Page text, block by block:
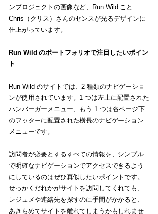
ンプロジェクトの画像など、Run Wild こと
Chris（クリス）さんのセンスが光るデザインに
仕上がっています。
Run Wild のポートフォリオで注目したいポイン
ト
Run Wild のサイトでは、2 種類のナビゲーショ
ンが使用されています。1 つは左上に配置された
ハンバーガーメニュー、もう 1 つは各ページ下
のフッターに配置された横長のナビゲーション
メニューです。
訪問者が必要とするすべての情報を、シンプル
で明確なナビゲーションでアクセスできるよう
にしているのはぜひ真似したいポイントです。
せっかくだれかがサイトを訪問してくれても、
レジュメや連絡先を探すのに手間がかかると、
あきらめてサイトを離れてしまうかもしれませ